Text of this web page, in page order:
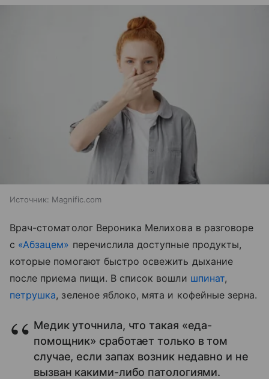
Источник: Magnific.com
Врач-стоматолог Вероника Мелихова в разговоре
с «Абзацем» перечислила доступные продукты,
которые помогают быстро освежить дыхание
после приема пищи. В список вошли шпинат,
петрушка, зеленое яблоко, мята и кофейные зерна.
Медик уточнила, что такая «еда-
помощник» сработает только в том
случае, если запах возник недавно и не
вызван какими-либо патологиями.